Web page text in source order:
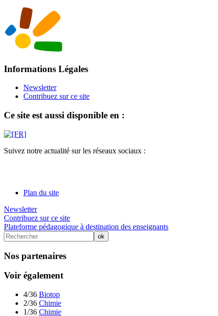
Informations Légales
Newsletter
Contribuez sur ce site
Ce site est aussi disponible en :
Suivez notre actualité sur les réseaux sociaux :
Plan du site
Newsletter
Contribuez sur ce site
Plateforme pédagogique à destination des enseignants
Nos partenaires
Voir également
4/36 Biotop
2/36 Chimie
1/36 Chimie